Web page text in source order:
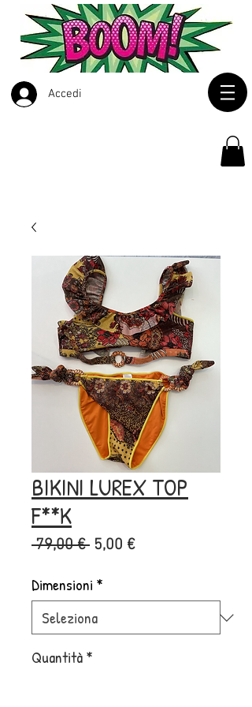
Accedi
BIKINI LUREX TOP
F**K
79,00 € Prezzo
5,00 €Prezzo
Dimensioni *
Quantità*